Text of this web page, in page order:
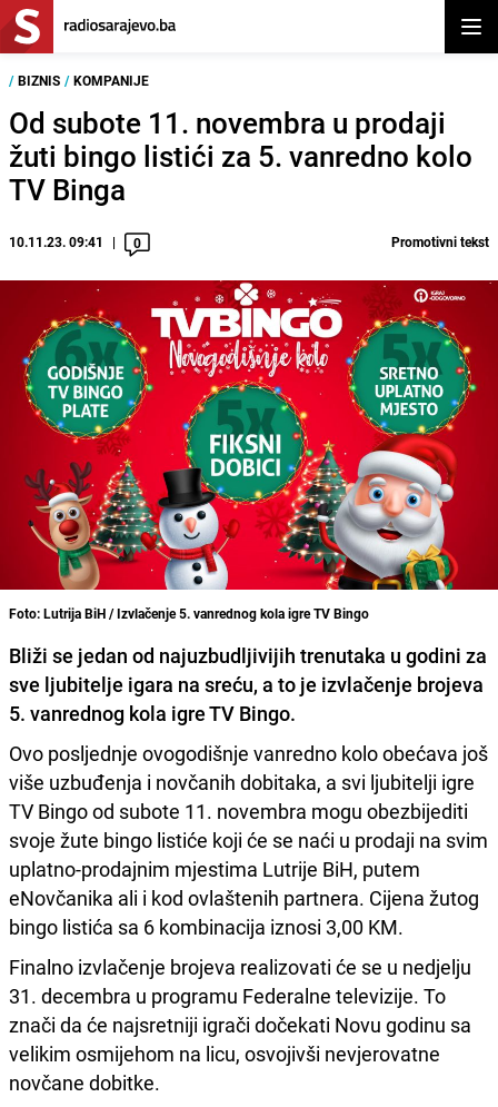
/ BIZNIS / KOMPANIJE
Od subote 11. novembra u prodaji
žuti bingo listići za 5. vanredno kolo
TV Binga
10.11.23. 09:41 0 Promotivni tekst
Foto: Lutrija BiH / Izvlačenje 5. vanrednog kola igre TV Bingo
Bliži se jedan od najuzbudljivijih trenutaka u godini za
sve ljubitelje igara na sreću, a to je izvlačenje brojeva
5. vanrednog kola igre TV Bingo.
Ovo posljednje ovogodišnje vanredno kolo obećava još
više uzbuđenja i novčanih dobitaka, a svi ljubitelji igre
TV Bingo od subote 11. novembra mogu obezbijediti
svoje žute bingo listiće koji će se naći u prodaji na svim
uplatno-prodajnim mjestima Lutrije BiH, putem
eNovčanika ali i kod ovlaštenih partnera. Cijena žutog
bingo listića sa 6 kombinacija iznosi 3,00 KM.
Finalno izvlačenje brojeva realizovati će se u nedjelju
31. decembra u programu Federalne televizije. To
znači da će najsretniji igrači dočekati Novu godinu sa
velikim osmijehom na licu, osvojivši nevjerovatne
novčane dobitke.